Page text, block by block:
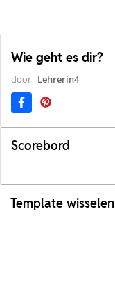
Wie geht es dir?
door Lehrerin4
Scorebord
Template wisselen